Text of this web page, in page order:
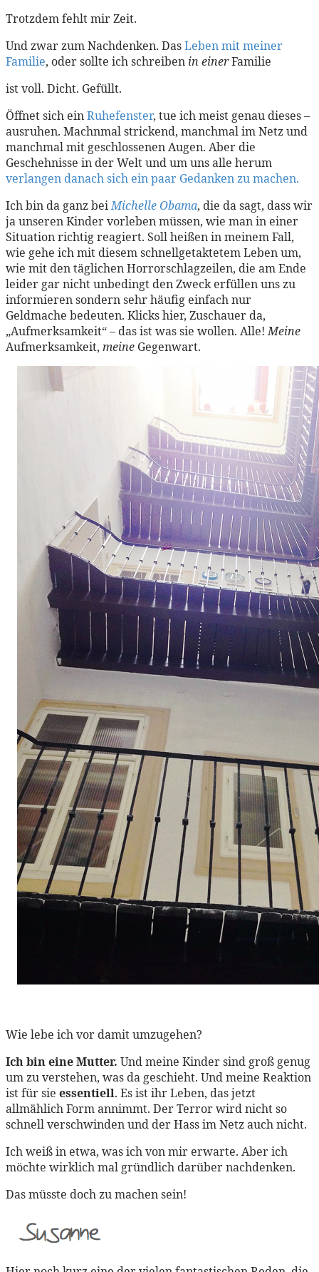
Trotzdem fehlt mir Zeit.
Und zwar zum Nachdenken. DasLeben mit meiner
Familie, oder sollte ich schreiben in einerFamilie
ist voll. Dicht. Gefüllt.
Öffnet sich einRuhefenster, tue ich meist genau dieses –
ausruhen. Machnmal strickend, manchmal im Netz und
manchmal mit geschlossenen Augen. Aber die
Geschehnisse in der Welt und um uns alle herum
verlangen danach sich ein paar Gedanken zu machen.
Ich bin da ganz beiMichelle Obama, die da sagt, dass wir
ja unseren Kinder vorleben müssen, wie man in einer
Situation richtig reagiert. Soll heißen in meinem Fall,
wie gehe ich mit diesem schnellgetaktetem Leben um,
wie mit den täglichen Horrorschlagzeilen, die am Ende
leider gar nicht unbedingt den Zweck erfüllen uns zu
informieren sondern sehr häufig einfach nur
Geldmache bedeuten. Klicks hier, Zuschauer da,
„Aufmerksamkeit“ – das ist was sie wollen. Alle!Meine
Aufmerksamkeit, meine Gegenwart.
Wie lebe ich vor damit umzugehen?
Ich bin eine Mutter. Und meine Kinder sind groß genug
um zu verstehen, was da geschieht. Und meine Reaktion
ist für sie essentiell. Es ist ihr Leben, das jetzt
allmählich Form annimmt. Der Terror wird nicht so
schnell verschwinden und der Hass im Netz auch nicht.
Ich weiß in etwa, was ich von mir erwarte. Aber ich
möchte wirklich mal gründlich darüber nachdenken.
Das müsste doch zu machen sein!